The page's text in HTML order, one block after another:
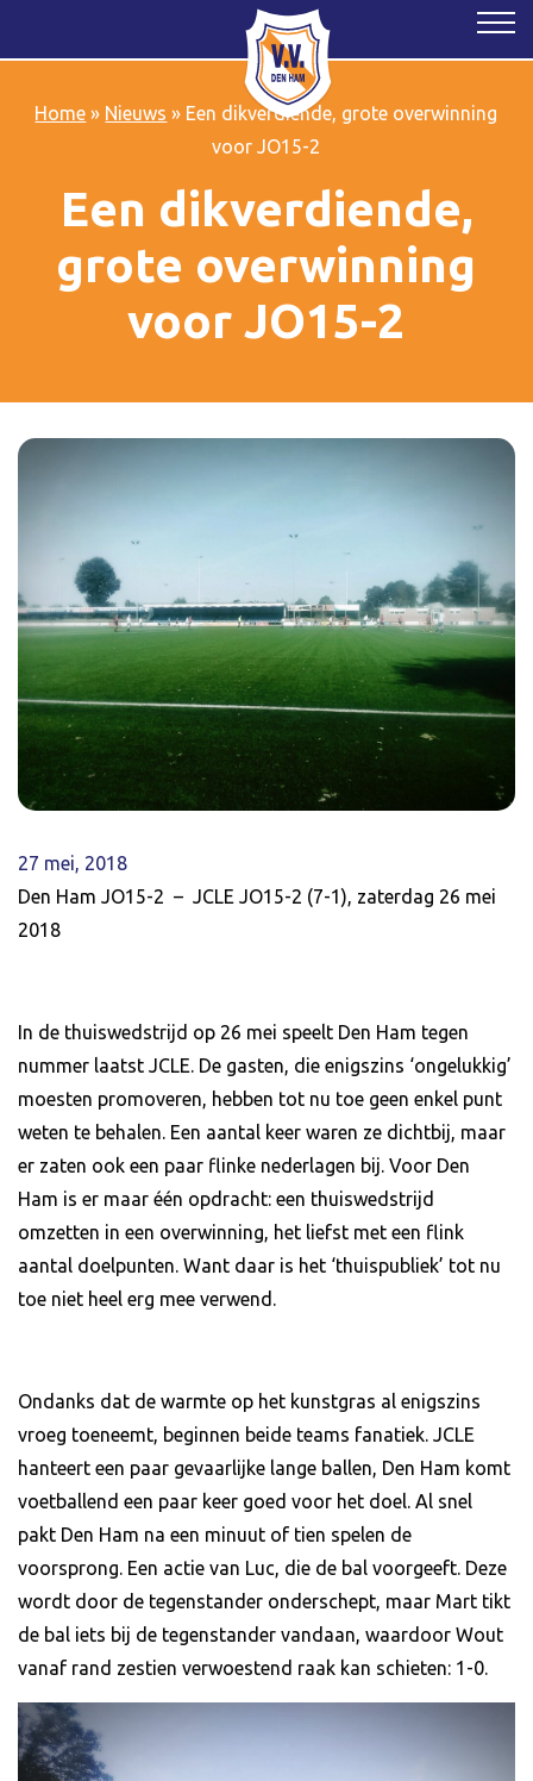
Home » Nieuws » Een dikverdiende, grote overwinning
voor JO15-2
Een dikverdiende,
grote overwinning
voor JO15-2
27 mei, 2018
Den Ham JO15-2 – JCLE JO15-2 (7-1), zaterdag 26 mei
2018
In de thuiswedstrijd op 26 mei speelt Den Ham tegen
nummer laatst JCLE. De gasten, die enigszins ‘ongelukkig’
moesten promoveren, hebben tot nu toe geen enkel punt
weten te behalen. Een aantal keer waren ze dichtbij, maar
er zaten ook een paar flinke nederlagen bij. Voor Den
Ham is er maar één opdracht: een thuiswedstrijd
omzetten in een overwinning, het liefst met een flink
aantal doelpunten. Want daar is het ‘thuispubliek’ tot nu
toe niet heel erg mee verwend.
Ondanks dat de warmte op het kunstgras al enigszins
vroeg toeneemt, beginnen beide teams fanatiek. JCLE
hanteert een paar gevaarlijke lange ballen, Den Ham komt
voetballend een paar keer goed voor het doel. Al snel
pakt Den Ham na een minuut of tien spelen de
voorsprong. Een actie van Luc, die de bal voorgeeft. Deze
wordt door de tegenstander onderschept, maar Mart tikt
de bal iets bij de tegenstander vandaan, waardoor Wout
vanaf rand zestien verwoestend raak kan schieten: 1-0.